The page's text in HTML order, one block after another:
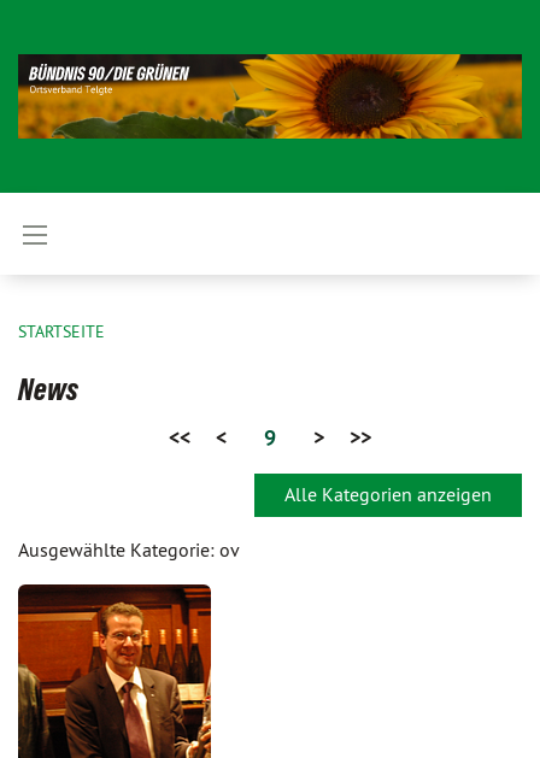
STARTSEITE
News
<< < 9 > >>
Alle Kategorien anzeigen
Ausgewählte Kategorie: ov